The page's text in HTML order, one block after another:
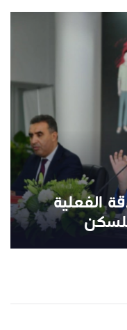
الفعلية